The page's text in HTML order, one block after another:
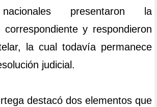
presentaron la
correspondiente y respondieron
la cual todavía permanece
judicial.
destacó dos elementos que